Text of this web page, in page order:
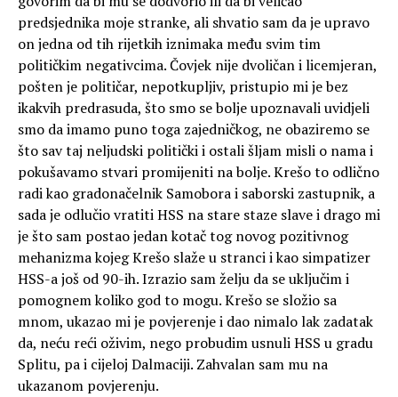
predsjednika moje stranke, ali shvatio sam da je upravo
on jedna od tih rijetkih iznimaka među svim tim
političkim negativcima. Čovjek nije dvoličan i licemjeran,
pošten je političar, nepotkupljiv, pristupio mi je bez
ikakvih predrasuda, što smo se bolje upoznavali uvidjeli
smo da imamo puno toga zajedničkog, ne obaziremo se
što sav taj neljudski politički i ostali šljam misli o nama i
pokušavamo stvari promijeniti na bolje. Krešo to odlično
radi kao gradonačelnik Samobora i saborski zastupnik, a
sada je odlučio vratiti HSS na stare staze slave i drago mi
je što sam postao jedan kotač tog novog pozitivnog
mehanizma kojeg Krešo slaže u stranci i kao simpatizer
HSS-a još od 90-ih. Izrazio sam želju da se uključim i
pomognem koliko god to mogu. Krešo se složio sa
mnom, ukazao mi je povjerenje i dao nimalo lak zadatak
da, neću reći oživim, nego probudim usnuli HSS u gradu
Splitu, pa i cijeloj Dalmaciji. Zahvalan sam mu na
ukazanom povjerenju.